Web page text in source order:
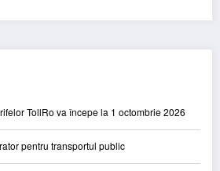
TollRo va începe la 1 octombrie 2026
pentru transportul public